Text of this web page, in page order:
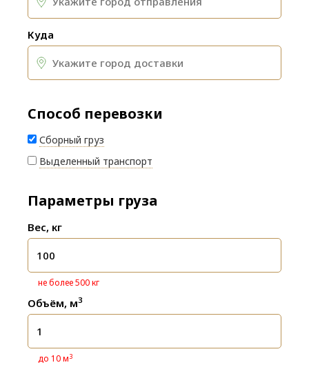
Куда
Способ перевозки
Сборный груз
Выделенный транспорт
Параметры груза
Вес, кг
не более 500 кг
Объём, м3
до 10 м3